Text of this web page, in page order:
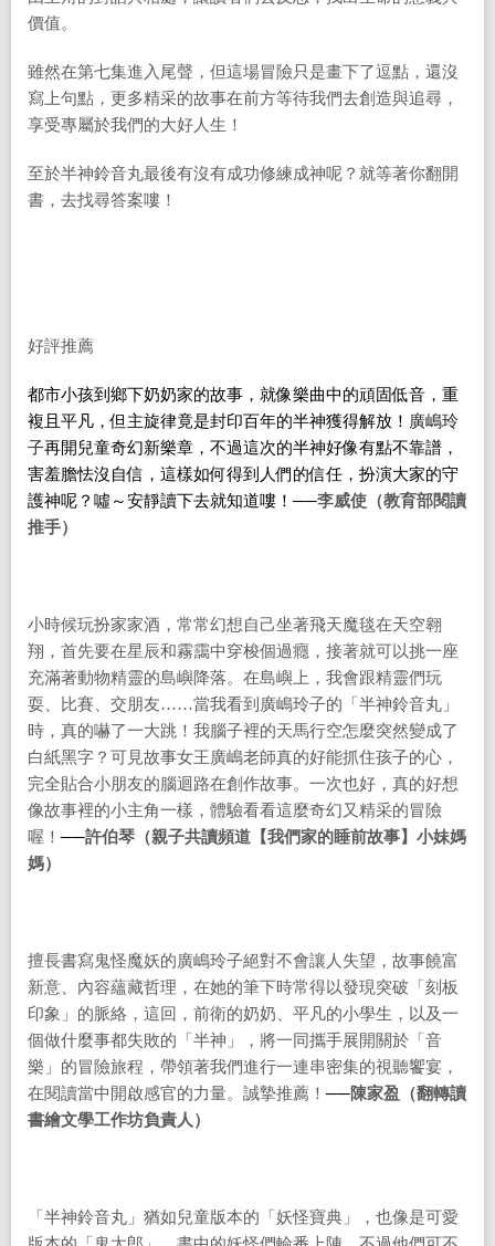
價值。
雖然在第七集進入尾聲，但這場冒險只是畫下了逗點，還沒
寫上句點，更多精采的故事在前方等待我們去創造與追尋，
享受專屬於我們的大好人生！
至於半神鈴音丸最後有沒有成功修練成神呢？就等著你翻開
書，去找尋答案嘍！
好評推薦
都市小孩到鄉下奶奶家的故事，就像樂曲中的頑固低音，重
複且平凡，但主旋律竟是封印百年的半神獲得解放！ 廣嶋玲
子再開兒童奇幻新樂章，不過這次的半神好像有點不靠譜，
害羞膽怯沒自信，這樣如何得到人們的信任，扮演大家的守
護神呢？噓～安靜讀下去就知道嘍！──李威使（教育部閱讀
推手）
小時候玩扮家家酒，常常幻想自己坐著飛天魔毯在天空翱
翔，首先要在星辰和霧靄中穿梭個過癮，接著就可以挑一座
充滿著動物精靈的島嶼降落。在島嶼上，我會跟精靈們玩
耍、比賽、交朋友……當我看到廣嶋玲子的「半神鈴音丸」
時，真的嚇了一大跳！我腦子裡的天馬行空怎麼突然變成了
白紙黑字？可見故事女王廣嶋老師真的好能抓住孩子的心，
完全貼合小朋友的腦迴路在創作故事。一次也好，真的好想
像故事裡的小主角一樣，體驗看看這麼奇幻又精采的冒險
喔！ ──許伯琴（親子共讀頻道【我們家的睡前故事】小妹媽
媽）
擅長書寫鬼怪魔妖的廣嶋玲子絕對不會讓人失望，故事饒富
新意、內容蘊藏哲理，在她的筆下時常得以發現突破「刻板
印象」的脈絡，這回，前衛的奶奶、平凡的小學生，以及一
個做什麼事都失敗的「半神」，將一同攜手展開關於「音
樂」的冒險旅程，帶領著我們進行一連串密集的視聽饗宴，
在閱讀當中開啟感官的力量。誠摯推薦！ ──陳家盈（翻轉讀
書繪文學工作坊負責人）
「半神鈴音丸」猶如兒童版本的「妖怪寶典」，也像是可愛